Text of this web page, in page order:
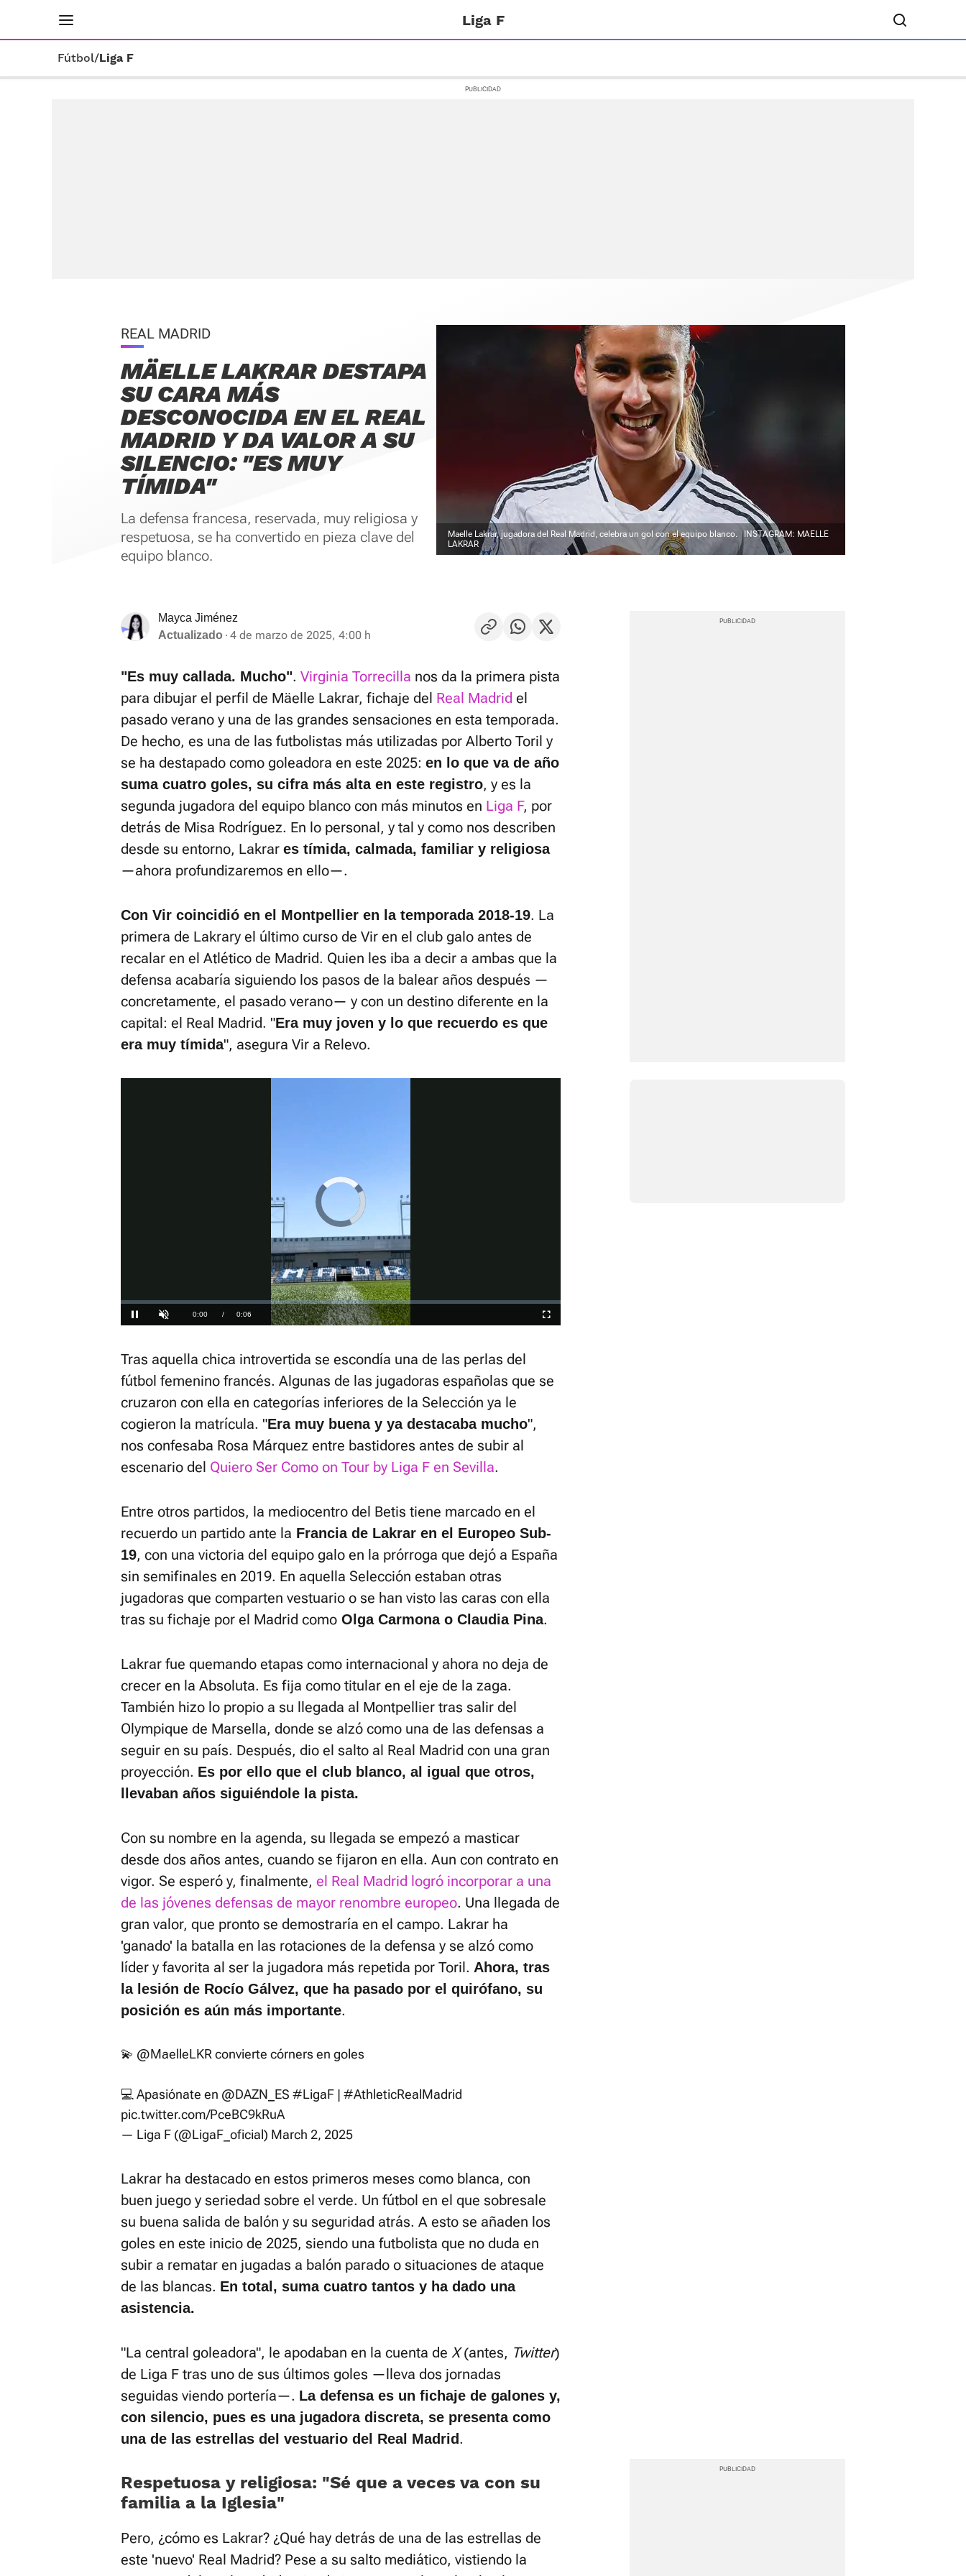
Liga F
Fútbol/Liga F
REAL MADRID
MÄELLE LAKRAR DESTAPA
SU CARA MÁS
DESCONOCIDA EN EL REAL
MADRID Y DA VALOR A SU
SILENCIO: "ES MUY
TÍMIDA"
La defensa francesa, reservada, muy religiosa y
respetuosa, se ha convertido en pieza clave del
equipo blanco.
Maelle Lakrar, jugadora del Real Madrid, celebra un gol con el equipo blanco.
INSTAGRAM: MAELLE
LAKRAR
Mayca Jiménez
Actualizado
4 de marzo de 2025, 4:00 h
"Es muy callada. Mucho". Virginia Torrecilla nos da la primera pista
para dibujar el perfil de Mäelle Lakrar, fichaje del Real Madrid el
pasado verano y una de las grandes sensaciones en esta temporada.
De hecho, es una de las futbolistas más utilizadas por Alberto Toril y
se ha destapado como goleadora en este 2025: en lo que va de año
suma cuatro goles, su cifra más alta en este registro, y es la
segunda jugadora del equipo blanco con más minutos en Liga F, por
detrás de Misa Rodríguez. En lo personal, y tal y como nos describen
desde su entorno, Lakrar es tímida, calmada, familiar y religiosa
—ahora profundizaremos en ello—.
Con Vir coincidió en el Montpellier en la temporada 2018-19. La
primera de Lakrary el último curso de Vir en el club galo antes de
recalar en el Atlético de Madrid. Quien les iba a decir a ambas que la
defensa acabaría siguiendo los pasos de la balear años después —
concretamente, el pasado verano— y con un destino diferente en la
capital: el Real Madrid. "Era muy joven y lo que recuerdo es que
era muy tímida", asegura Vir a Relevo.
Video
Player
is
loading.
Pausa Unmute Current
0:00 / Duration
0:06
Loaded:
Fullscreen
Tras aquella chica introvertida se escondía una de las perlas del
fútbol femenino francés. Algunas de las jugadoras españolas que se
cruzaron con ella en categorías inferiores de la Selección ya le
cogieron la matrícula. "Era muy buena y ya destacaba mucho",
nos confesaba Rosa Márquez entre bastidores antes de subir al
escenario del Quiero Ser Como on Tour by Liga F en Sevilla.
Entre otros partidos, la mediocentro del Betis tiene marcado en el
recuerdo un partido ante la Francia de Lakrar en el Europeo Sub-
19, con una victoria del equipo galo en la prórroga que dejó a España
sin semifinales en 2019. En aquella Selección estaban otras
jugadoras que comparten vestuario o se han visto las caras con ella
tras su fichaje por el Madrid como Olga Carmona o Claudia Pina.
Lakrar fue quemando etapas como internacional y ahora no deja de
crecer en la Absoluta. Es fija como titular en el eje de la zaga.
También hizo lo propio a su llegada al Montpellier tras salir del
Olympique de Marsella, donde se alzó como una de las defensas a
seguir en su país. Después, dio el salto al Real Madrid con una gran
proyección. Es por ello que el club blanco, al igual que otros,
llevaban años siguiéndole la pista.
Con su nombre en la agenda, su llegada se empezó a masticar
desde dos años antes, cuando se fijaron en ella. Aun con contrato en
vigor. Se esperó y, finalmente, el Real Madrid logró incorporar a una
de las jóvenes defensas de mayor renombre europeo. Una llegada de
gran valor, que pronto se demostraría en el campo. Lakrar ha
'ganado' la batalla en las rotaciones de la defensa y se alzó como
líder y favorita al ser la jugadora más repetida por Toril. Ahora, tras
la lesión de Rocío Gálvez, que ha pasado por el quirófano, su
posición es aún más importante.
💫 @MaelleLKRconvierte córners en goles
💻 Apasiónate en @DAZN_ES #LigaF | #AthleticRealMadrid
pic.twitter.com/PceBC9kRuA
— Liga F (@LigaF_oficial) March 2, 2025
Lakrar ha destacado en estos primeros meses como blanca, con
buen juego y seriedad sobre el verde. Un fútbol en el que sobresale
su buena salida de balón y su seguridad atrás. A esto se añaden los
goles en este inicio de 2025, siendo una futbolista que no duda en
subir a rematar en jugadas a balón parado o situaciones de ataque
de las blancas. En total, suma cuatro tantos y ha dado una
asistencia.
"La central goleadora", le apodaban en la cuenta de X(antes, Twitter)
de Liga F tras uno de sus últimos goles —lleva dos jornadas
seguidas viendo portería—. La defensa es un fichaje de galones y,
con silencio, pues es una jugadora discreta, se presenta como
una de las estrellas del vestuario del Real Madrid .
Respetuosa y religiosa: «Sé que a veces va con su
familia a la Iglesia»
Pero, ¿cómo es Lakrar? ¿Qué hay detrás de una de las estrellas de
este 'nuevo' Real Madrid? Pese a su salto mediático, vistiendo la